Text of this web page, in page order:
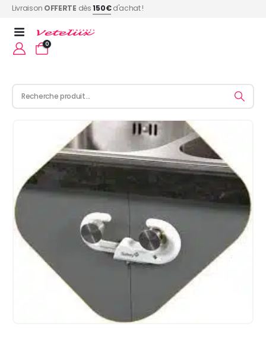
Livraison OFFERTE dès150€d'achat !
0